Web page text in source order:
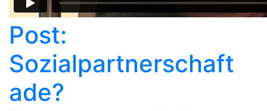
Post:
Sozialpartnerschaft
ade?